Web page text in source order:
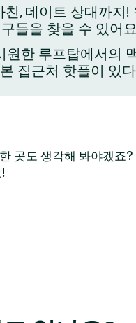
, 데이트 상대까
들을 찾을 수 있어
한 루프탑에서의
집근처 핫플이
곳도 생각해 봐야겠죠?